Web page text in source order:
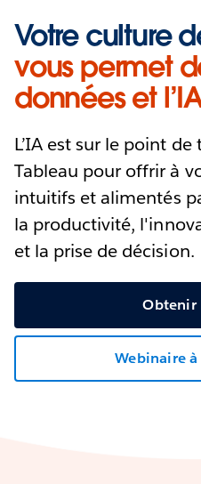
Votre culture
vous permet
données et
L’IA est sur le point
Tableau pour offrir à
intuitifs et alimentés
la productivité,
et la prise de décision.
Obtenir
Webinaire